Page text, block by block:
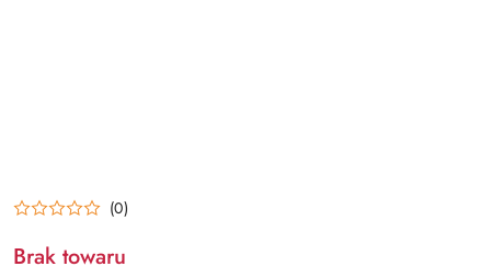
(0)
Brak towaru